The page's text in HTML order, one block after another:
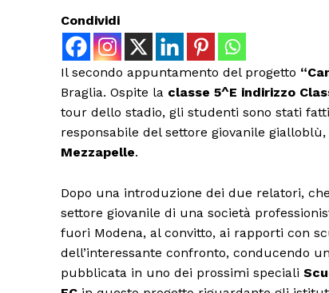
Condividi
Il secondo appuntamento del progetto
Braglia. Ospite la classe 5^E indirizzo
tour dello stadio, gli studenti sono stati
responsabile del settore giovanile gialloblù,
Mezzapelle.
Dopo una introduzione dei due relatori,
settore giovanile di una società
fuori Modena, al convitto, ai rapporti con
dell’interessante confronto, conducendo
pubblicata in uno dei prossimi speciali